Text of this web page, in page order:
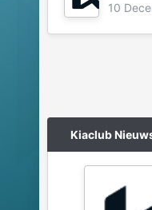
10
Kiaclub